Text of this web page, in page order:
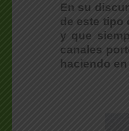
En su
de este tipo
y que
canales
haciendo